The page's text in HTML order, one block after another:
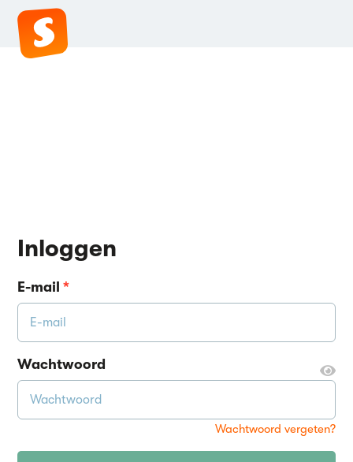
Inloggen
E-mail*
Wachtwoord
Wachtwoord vergeten?